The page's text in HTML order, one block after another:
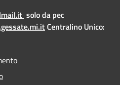
solo da pec
Centralino Unico: